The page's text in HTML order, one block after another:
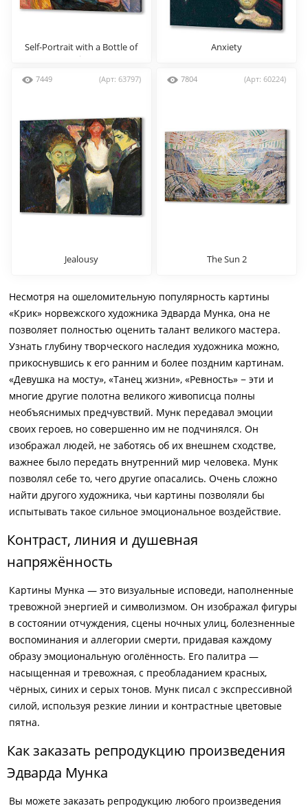
Self-Portrait with a Bottle of
Wine
Anxiety
7449 (Арт: 63797)
Jealousy
7804 (Арт: 60224)
The Sun 2
Несмотря на ошеломительную популярность картины
«Крик» норвежского художника Эдварда Мунка, она не
позволяет полностью оценить талант великого мастера.
Узнать глубину творческого наследия художника можно,
прикоснувшись к его ранним и более поздним картинам.
«Девушка на мосту», «Танец жизни», «Ревность» − эти и
многие другие полотна великого живописца полны
необъяснимых предчувствий. Мунк передавал эмоции
своих героев, но совершенно им не подчинялся. Он
изображал людей, не заботясь об их внешнем сходстве,
важнее было передать внутренний мир человека. Мунк
позволял себе то, чего другие опасались. Очень сложно
найти другого художника, чьи картины позволяли бы
испытывать такое сильное эмоциональное воздействие.
Контраст, линия и душевная
напряжённость
Картины Мунка — это визуальные исповеди, наполненные
тревожной энергией и символизмом. Он изображал фигуры
в состоянии отчуждения, сцены ночных улиц, болезненные
воспоминания и аллегории смерти, придавая каждому
образу эмоциональную оголённость. Его палитра —
насыщенная и тревожная, с преобладанием красных,
чёрных, синих и серых тонов. Мунк писал с экспрессивной
силой, используя резкие линии и контрастные цветовые
пятна.
Как заказать репродукцию произведения
Эдварда Мунка
Вы можете заказать репродукцию любого произведения